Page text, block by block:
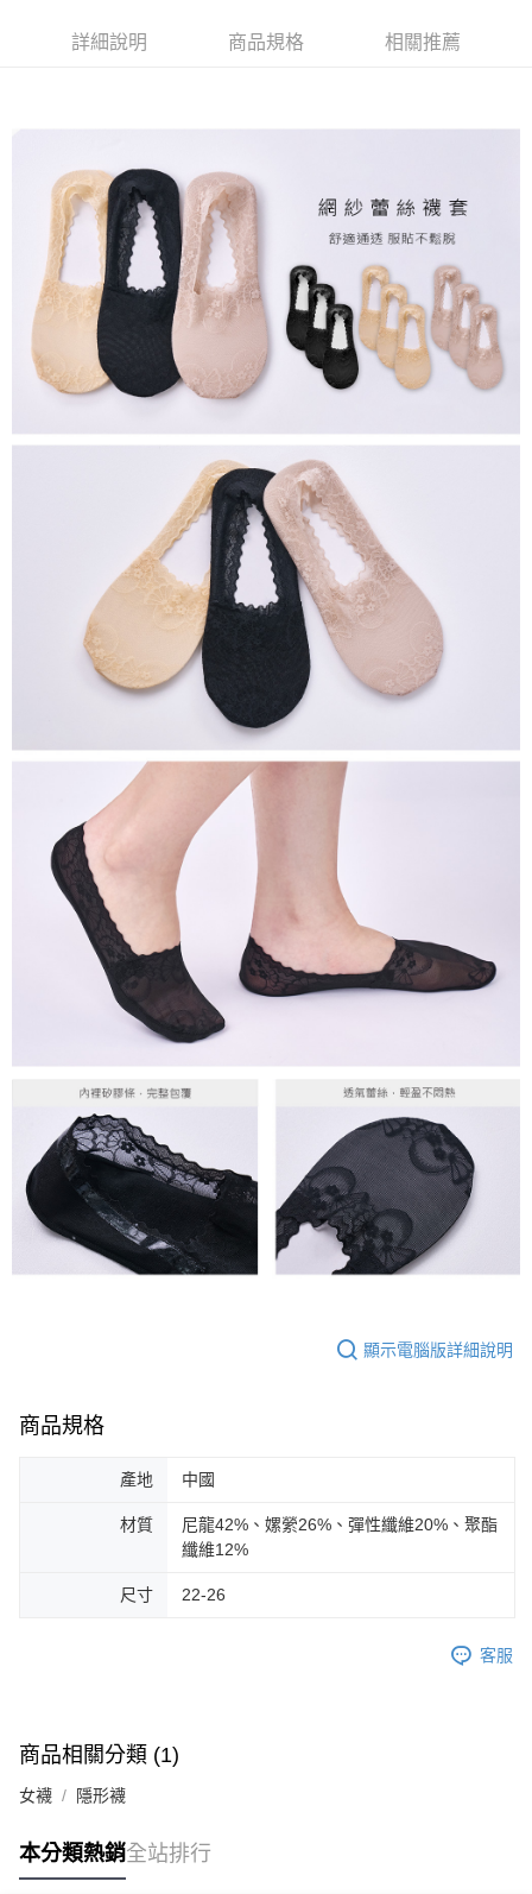
ATM付款
每筆NT$80，滿NT$899(含以上)免運費
付款後全家取貨
每筆NT$80，滿NT$859(含以上)免運費
7-11取貨付款
每筆NT$80，滿NT$899(含以上)免運費
付款後7-11取貨
每筆NT$80，滿NT$859(含以上)免運費
宅配
每筆NT$85，滿NT$859(含以上)免運費
詳細說明 商品規格 相關推薦
顯示電腦版詳細說明
商品規格
產地 中國
材質
尼龍42%、嫘縈26%、彈性纖維20%、聚酯
纖維12%
尺寸 22-26
客服
商品相關分類 (1)
女襪 隱形襪
本分類熱銷全站排行